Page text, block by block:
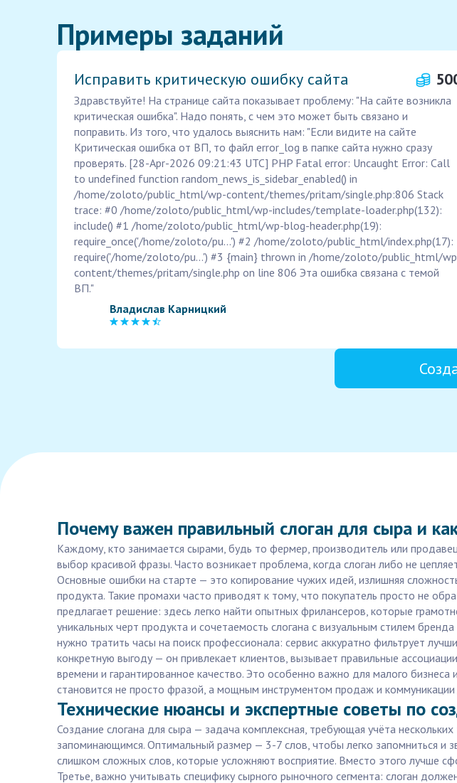
Примеры заданий
Исправить критическую ошибку сайта
Здравствуйте! На странице сайта показывает проблему: "На сайте возникла
критическая ошибка". Надо понять, с чем это может быть связано и
поправить. Из того, что удалось выяснить нам: "Если видите на сайте
Критическая ошибка от ВП, то файл error_log в папке сайта нужно сразу
проверять. [28-Apr-2026 09:21:43 UTC] PHP Fatal error: Uncaught Error: Call
to undefined function random_news_is_sidebar_enabled() in
/home/zoloto/public_html/wp-content/themes/pritam/single.php:806 Stack
trace: #0 /home/zoloto/public_html/wp-includes/template-loader.php(132):
include() #1 /home/zoloto/public_html/wp-blog-header.php(19):
require_once('/home/zoloto/pu...') #2 /home/zoloto/public_html/index.php(17):
require('/home/zoloto/pu...') #3 {main} thrown in /home/zoloto/public_html/
content/themes/pritam/single.php on line 806 Эта ошибка связана с темой
ВП."
Владислав Карницкий
Почему важен правильный слоган для сыра и
Каждому, кто занимается сырами, будь то фермер, производитель или
выбор красивой фразы. Часто возникает проблема, когда слоган либо не
Основные ошибки на старте — это копирование чужих идей, излишняя
продукта. Такие промахи часто приводят к тому, что покупатель просто не
предлагает решение: здесь легко найти опытных фрилансеров, которые
уникальных черт продукта и сочетаемость слогана с визуальным стилем
нужно тратить часы на поиск профессионала: сервис аккуратно фильтрует
конкретную выгоду — он привлекает клиентов, вызывает правильные
времени и гарантированное качество. Это особенно важно для малого
становится не просто фразой, а мощным инструментом продаж и
Технические нюансы и экспертные советы по
Создание слогана для сыра — задача комплексная, требующая учёта
запоминающимся. Оптимальный размер — 3-7 слов, чтобы легко запомниться и
слишком сложных слов, которые усложняют восприятие. Вместо этого лучше
Третье, важно учитывать специфику сырного рыночного сегмента: слоган